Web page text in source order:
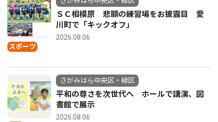
スポーツ
ＳＣ相模原 悲願の練習場をお披露目 愛
川町で「キックオフ」
2026.08.06
さがみはら中央区・緑区
平和の尊さを次世代へ ホールで講演、図
書館で展示
2026.08.06